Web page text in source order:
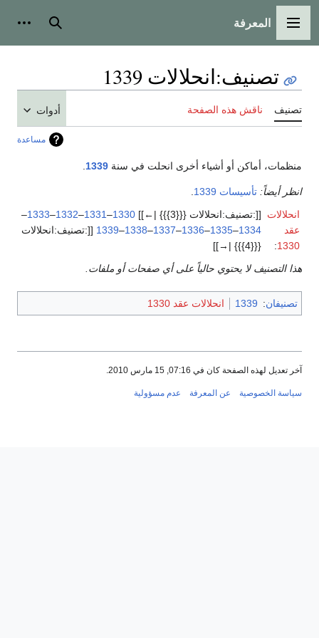
القائمة الرئيسية
المعرفة بحث
تصنيف:انحلالات 1339
تصنيف ناقش هذه الصفحة أدوات
مساعدة
منظمات، أماكن أو أشياء أخرى انحلت في سنة 1339
انظر أيضاً: تأسيسات 1339
انحلالات
عقد
1330
:
[[:تصنيف:انحلالات {{{3}}} |←]] 1330
–
1331
–
1332
–
1333
–
1334
–
1335
–
1336
–
1337
–
1338
–
1339 [[:تصنيف:انحلالات
{{{4}}} |→]]
هذا التصنيف لا يحتوي حالياً على أي صفحات أو ملفات.
تصنيفان:
1339 انحلالات عقد 1330
آخر تعديل لهذه الصفحة كان في 07:16, 15 مارس 2010.
سياسة الخصوصية عن المعرفة عدم مسؤولية